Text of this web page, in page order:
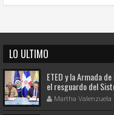
LO ULTIMO
ETED y la Armada
el resguardo del
fortalecimiento de
Martha Valenzuela